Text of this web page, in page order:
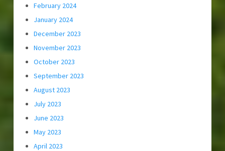
February 2024
January 2024
December 2023
November 2023
October 2023
September 2023
August 2023
July 2023
June 2023
May 2023
April 2023